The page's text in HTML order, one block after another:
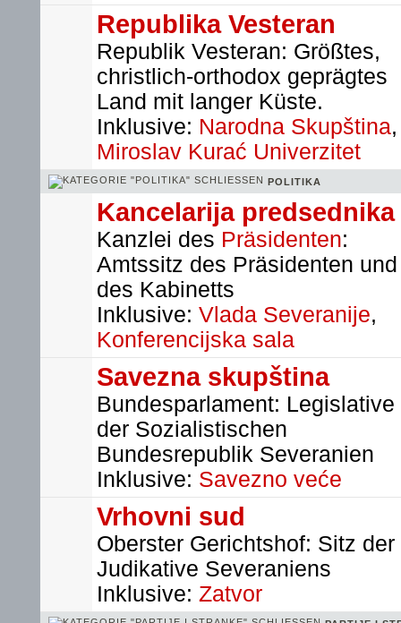
Republika Vesteran
Republik Vesteran: Größtes,
christlich-orthodox geprägtes
Land mit langer Küste.
Inklusive: Narodna Skupština,
Miroslav Kurać Univerzitet
POLITIKA
Kancelarija predsednika
Kanzlei des Präsidenten:
Amtssitz des Präsidenten und
des Kabinetts
Inklusive: Vlada Severanije,
Konferencijska sala
Savezna skupština
Bundesparlament: Legislative
der Sozialistischen
Bundesrepublik Severanien
Inklusive: Savezno veće
Vrhovni sud
Oberster Gerichtshof: Sitz der
Judikative Severaniens
Inklusive: Zatvor